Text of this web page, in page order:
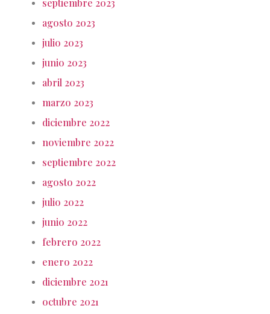
agosto 2023
julio 2023
junio 2023
abril 2023
marzo 2023
diciembre 2022
noviembre 2022
septiembre 2022
agosto 2022
julio 2022
junio 2022
febrero 2022
enero 2022
diciembre 2021
octubre 2021